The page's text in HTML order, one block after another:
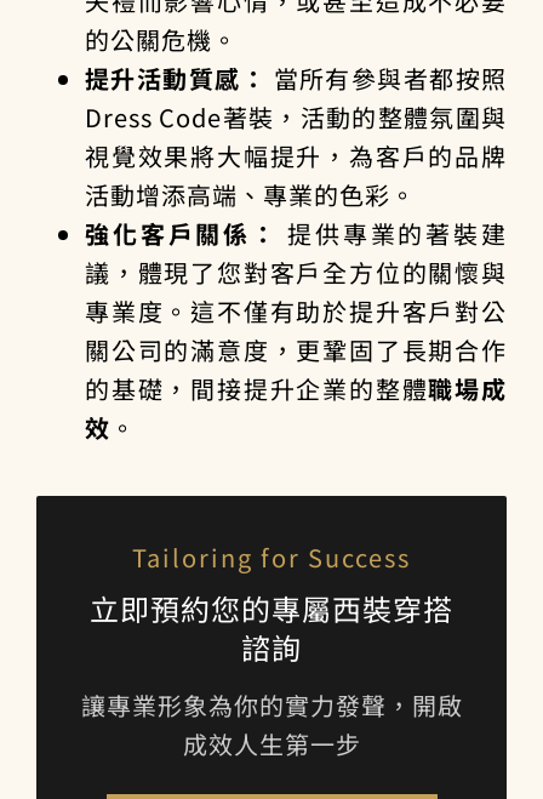
的公關危機。
提升活動質感： 當所有參與者都按照
Dress Code著裝，活動的整體氛圍與
視覺效果將大幅提升，為客戶的品牌
活動增添高端、專業的色彩。
強化客戶關係：
提供專業的著裝建
議，體現了您對客戶全方位的關懷與
專業度。這不僅有助於提升客戶對公
關公司的滿意度，更鞏固了長期合作
的基礎，間接提升企業的整體職場成
效 。
Tailoring for Success
立即預約您的專屬西裝穿搭
諮詢
讓專業形象為你的實力發聲，開啟
成效人生第一步